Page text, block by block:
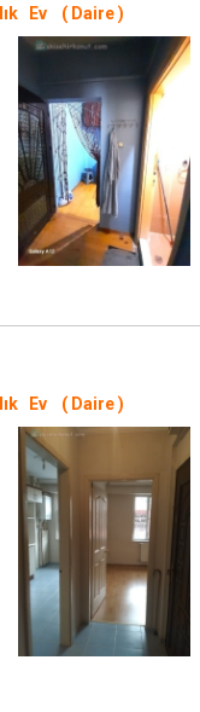
Ev ( Daire )
Ev ( Daire )